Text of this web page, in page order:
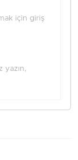
için giriş
yazın,